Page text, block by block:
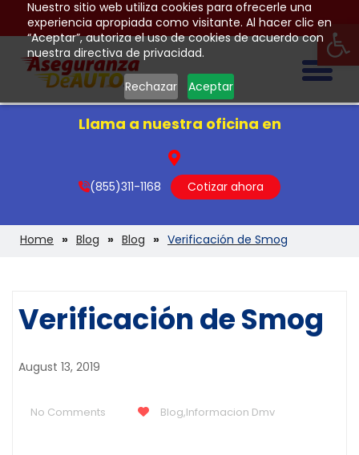
Nuestro sitio web utiliza cookies para ofrecerle una
experiencia apropiada como visitante. Al hacer clic en
“Aceptar”, autoriza el uso de cookies de acuerdo con
nuestra directiva de privacidad.
Rechazar Aceptar
Llama a nuestra oficina en
(855)311-1168 Cotizar ahora
Home Blog Blog Verificación de Smog
Verificación de Smog
August 13, 2019
No Comments Blog,Informacion Dmv